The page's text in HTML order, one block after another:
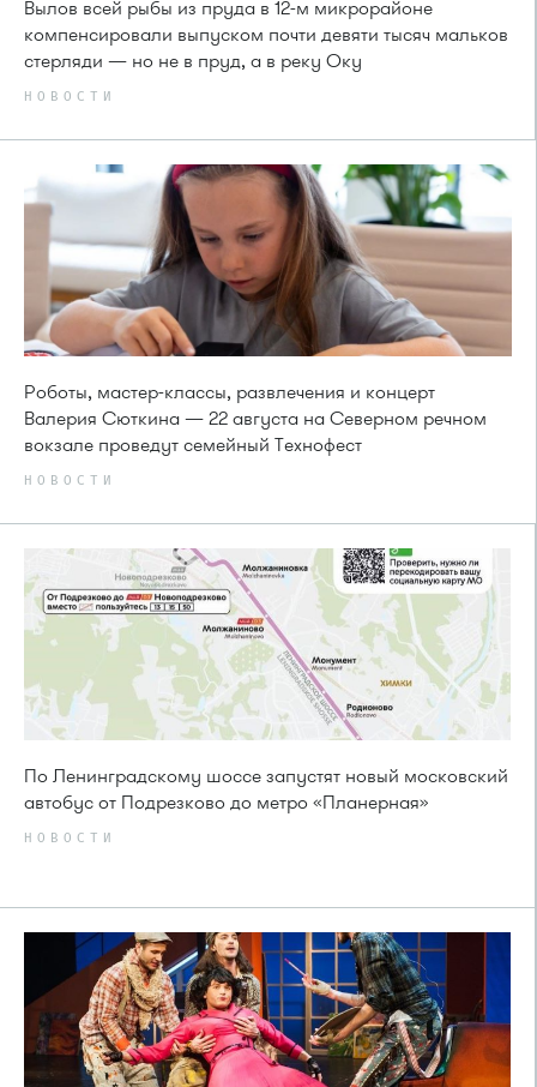
Вылов всей рыбы из пруда в 12-м микрорайоне
компенсировали выпуском почти девяти тысяч мальков
стерляди — но не в пруд, а в реку Оку
НОВОСТИ
Роботы, мастер-классы, развлечения и концерт
Валерия Сюткина — 22 августа на Северном речном
вокзале проведут семейный Технофест
НОВОСТИ
По Ленинградскому шоссе запустят новый московский
автобус от Подрезково до метро «Планерная»
НОВОСТИ